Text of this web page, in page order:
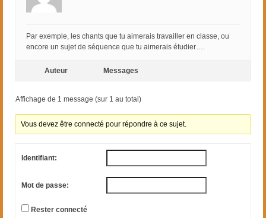
Par exemple, les chants que tu aimerais travailler en classe, ou
encore un sujet de séquence que tu aimerais étudier….
Auteur Messages
Affichage de 1 message (sur 1 au total)
Vous devez être connecté pour répondre à ce sujet.
Identifiant:
Mot de passe:
Rester connecté